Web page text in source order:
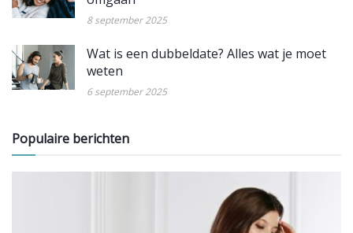
8 september 2025
Wat is een dubbeldate? Alles wat je moet
weten
6 september 2025
Populaire berichten